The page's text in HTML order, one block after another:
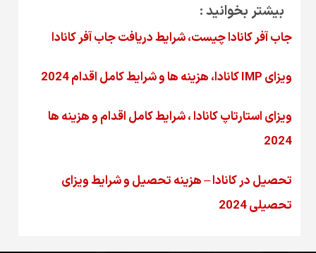
بیشتر بخوانید :
جاب آفر کانادا چیست، شرایط دریافت جاب آفر کانادا
ویزای IMP کانادا، هزینه ها و شرایط کامل اقدام 2024
ویزای استارتاپ کانادا ، شرایط کامل اقدام و هزینه ها
2024
تحصیل در کانادا – هزینه‌ تحصیل و شرایط ویزای
تحصیلی 2024